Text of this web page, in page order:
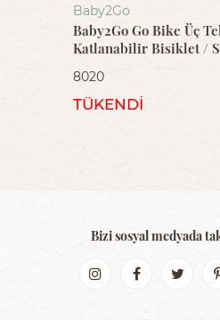
Baby2Go
Baby2Go Go Bike Üç
Katlanabilir Bisiklet /
8020
TÜKENDİ
Bizi sosyal medyada